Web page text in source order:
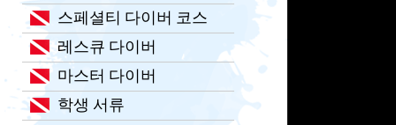
스페셜티 다이버 코스
레스큐 다이버
마스터 다이버
학생 서류